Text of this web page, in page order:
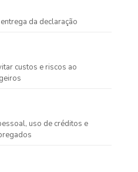
da declaração
custos e riscos ao
uso de créditos e